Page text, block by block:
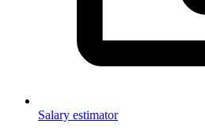
Salary estimator